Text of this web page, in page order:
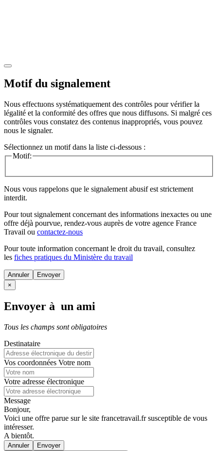
Motif du signalement
Nous effectuons systématiquement des contrôles pour vérifier la
légalité et la conformité des offres que nous diffusons. Si malgré ces
contrôles vous constatez des contenus inappropriés, vous pouvez
nous le signaler.
Sélectionnez un motif dans la liste ci-dessous :
Motif:
Nous vous rappelons que le signalement abusif est strictement
interdit.
Pour tout signalement concernant des informations inexactes ou une
offre déjà pourvue, rendez-vous auprès de votre agence France
Travail ou contactez-nous
Pour toute information concernant le droit du travail, consultez
les fiches pratiques du Ministère du travail
Annuler
×
Envoyer à un ami
Tous les champs sont obligatoires
Destinataire
Vos coordonnées Votre nom
Votre adresse électronique
Message
Bonjour,
Voici une offre parue sur le site francetravail.fr susceptible de vous
intéresser.
A bientôt.
Annuler